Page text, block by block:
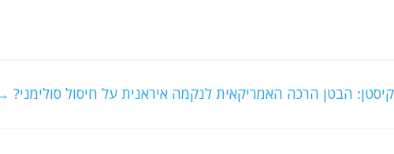
הבטן הרכה האמריקאית לנקמה איראנית על חיסול סולימני?